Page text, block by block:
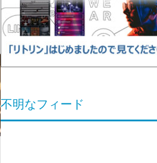
不明なフィード